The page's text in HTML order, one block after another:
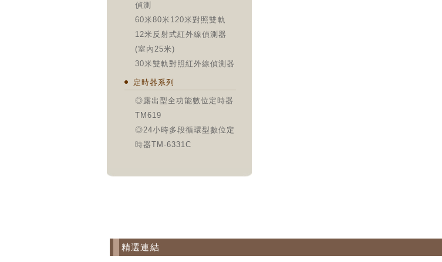
偵測
60米80米120米對照雙軌
12米反射式紅外線偵測器
(室內25米)
30米雙軌對照紅外線偵測器
定時器系列
◎露出型全功能數位定時器
TM619
◎24小時多段循環型數位定
時器TM-6331C
精選連結